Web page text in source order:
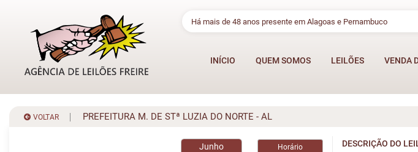
Há mais de 48 anos presente em Alagoas e Pernambuco
INÍCIO QUEM SOMOS LEILÕES VENDA
VOLTAR PREFEITURA M. DE STª LUZIA DO NORTE - AL
Junho Horário DESCRIÇÃO DO